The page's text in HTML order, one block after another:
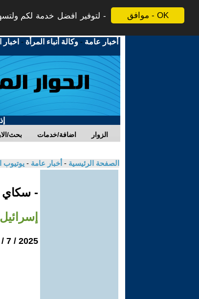
موافق - OK
لتوفير افضل خدمة لكم
أخبار عامة -وكالة أنباء المرأة -
بحث/ اضافة/خدمات الزوار
الصفحة الرئيسية - أخبار عامة - يوتيوب
- سكاي
2025 / 7 / 16